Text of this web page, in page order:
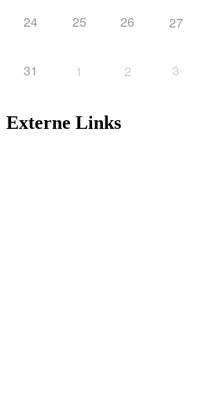
24 25 26 27
31 1 2 3
Externe Links